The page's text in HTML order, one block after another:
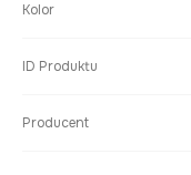
Kolor
ID Produktu
Producent